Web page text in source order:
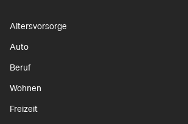
Altersvorsorge
Auto
Beruf
Wohnen
Freizeit